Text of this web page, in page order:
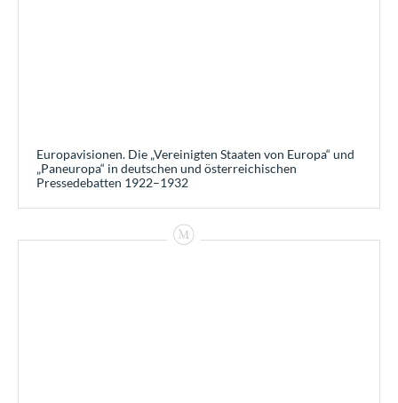
Europavisionen. Die „Vereinigten Staaten von Europa“ und
„Paneuropa“ in deutschen und österreichischen
Pressedebatten 1922–1932